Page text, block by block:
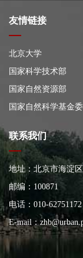
友情链接
北京大学
国家科学技术部
国家自然资源部
国家自然科学基金
联系我们
地址：北京市海淀
大楼
邮编：100871
电话：010-62751172
E-mail：